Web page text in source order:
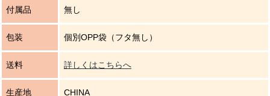
付属品 無し
包装 個別OPP袋（フタ無し）
送料 詳しくはこちらへ
生産地 CHINA